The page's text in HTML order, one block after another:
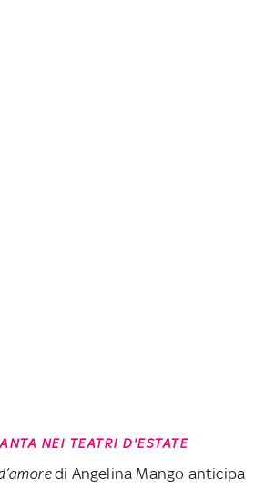
NEI TEATRI D'ESTATE
di Angelina Mango anticipa